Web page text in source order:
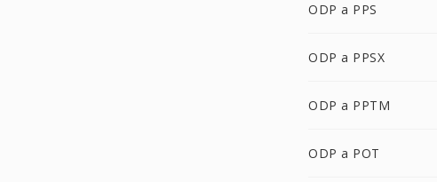
ODP a PPS
ODP a PPSX
ODP a PPTM
ODP a POT